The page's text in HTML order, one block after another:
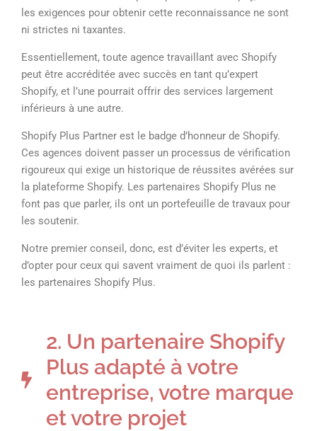
les exigences pour obtenir cette reconnaissance ne sont
ni strictes ni taxantes.
Essentiellement, toute agence travaillant avec Shopify
peut être accréditée avec succès en tant qu’expert
Shopify, et l’une pourrait offrir des services largement
inférieurs à une autre.
Shopify Plus Partner est le badge d’honneur de Shopify.
Ces agences doivent passer un processus de vérification
rigoureux qui exige un historique de réussites avérées sur
la plateforme Shopify. Les partenaires Shopify Plus ne
font pas que parler, ils ont un portefeuille de travaux pour
les soutenir.
Notre premier conseil, donc, est d’éviter les experts, et
d’opter pour ceux qui savent vraiment de quoi ils parlent :
les partenaires Shopify Plus.
2. Un partenaire Shopify
Plus adapté à votre
entreprise, votre marque
et votre projet